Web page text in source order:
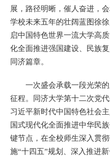
展，路径明晰，催人奋进，
学校未来五年的壮阔蓝图徐
启中国特色世界一流大学高
化全面推进强国建设、民族
同济篇章。
一次盛会承载一段光荣
征程。同济大学第十二次党
习近平新时代中国特色社会
国式现代化全面推进中华民
键节点，在全校师生深入贯
施“十四五”规划、深入推进